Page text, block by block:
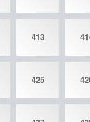
413
425